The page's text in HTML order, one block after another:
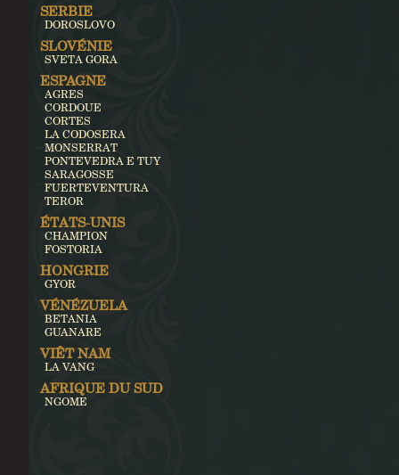
SERBIE
DOROSLOVO
SLOVÉNIE
SVETA GORA
ESPAGNE
AGRES
CORDOUE
CORTES
LA CODOSERA
MONSERRAT
PONTEVEDRA E TUY
SARAGOSSE
FUERTEVENTURA
TEROR
ÉTATS-UNIS
CHAMPION
FOSTORIA
HONGRIE
GYOR
VÉNÉZUELA
BETANIA
GUANARE
VIÊT NAM
LA VANG
AFRIQUE DU SUD
NGOME